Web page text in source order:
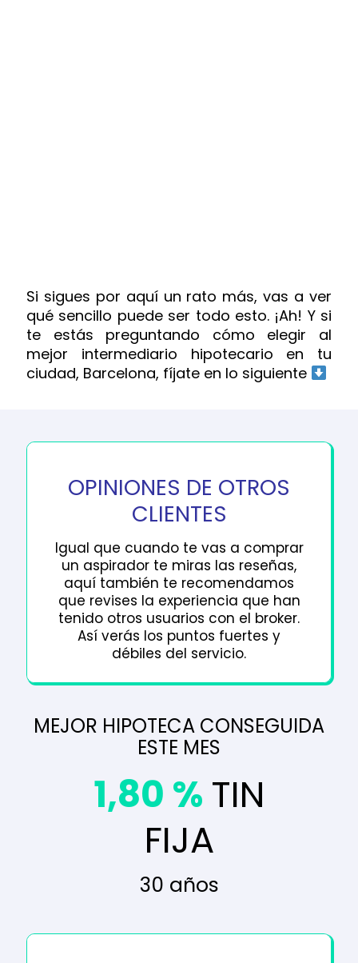
Si sigues por aquí un rato más, vas a ver
qué sencillo puede ser todo esto. ¡Ah! Y si
te estás preguntando cómo elegir al
mejor intermediario hipotecario en tu
ciudad, Barcelona, fíjate en lo siguiente
OPINIONES DE OTROS
CLIENTES
Igual que cuando te vas a comprar
un aspirador te miras las reseñas,
aquí también te recomendamos
que revises la experiencia que han
tenido otros usuarios con el broker.
Así verás los puntos fuertes y
débiles del servicio.
MEJOR HIPOTECA CONSEGUIDA
ESTE MES
1,80 % TIN
FIJA
30 años